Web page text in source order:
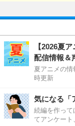
【2026夏
配信情報＆
夏アニメの
時更新
気になる「
続編を作って
てアンケート